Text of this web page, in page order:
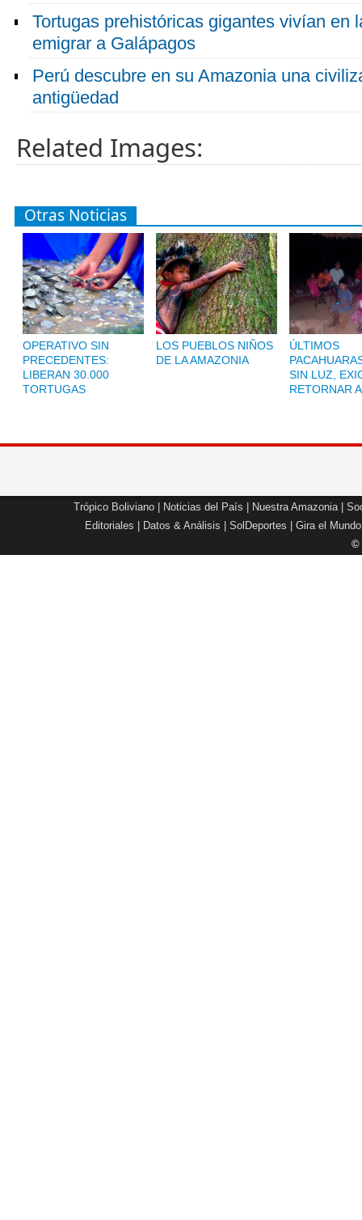
Tortugas prehistóricas gigantes vivían en
emigrar a Galápagos
Perú descubre en su Amazonia una
antigüedad
Related Images:
Otras Noticias
OPERATIVO SIN
PRECEDENTES:
LIBERAN 30.000
TORTUGAS
LOS PUEBLOS NIÑOS
DE LA AMAZONIA
ÚLTIMOS
SIN LUZ,
RETORNAR
Trópico Boliviano Noticias del País Nuestra Amazonia|
Editoriales
Datos & Análisis SolDeportes Gira el Mundo
©